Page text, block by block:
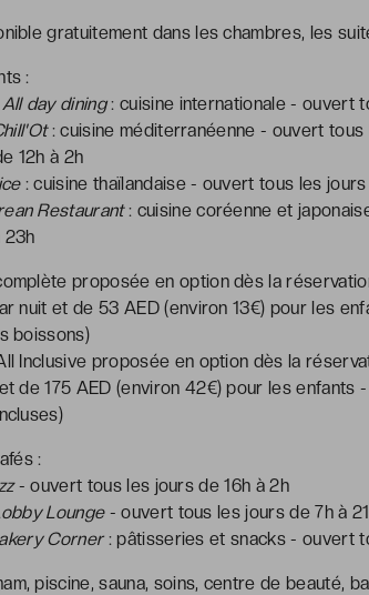
gratuitement dans les chambres, les
:
day dining: cuisine internationale - ouvert
: cuisine méditerranéenne - ouvert tous
12h à 2h
: cuisine thaïlandaise - ouvert tous les
Restaurant: cuisine coréenne et
23h
proposée en option dès la
nuit et de 53 AED (environ 13€) pour les
boissons)
Inclusive proposée en option dès la
de 175 AED (environ 42€) pour les
:
- ouvert tous les jours de 16h à 2h
Lounge- ouvert tous les jours de 7h à
Corner: pâtisseries et snacks - ouvert
piscine, sauna, soins, centre de beauté,